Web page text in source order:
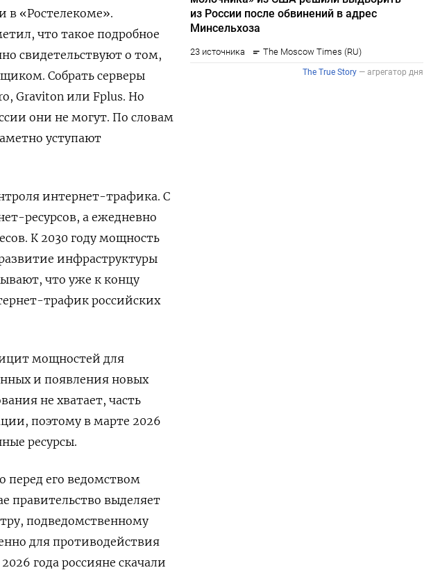
«Ростелекоме».
что такое подробное
свидетельствуют о том,
Собрать серверы
Graviton или Fplus. Но
они не могут. По словам
уступают
интернет-трафика. С
ресурсов, а ежедневно
К 2030 году мощность
инфраструктуры
что уже к концу
трафик российских
мощностей для
и появления новых
не хватает, часть
поэтому в марте 2026
ресурсы.
его ведомством
правительство выделяет
подведомственному
для противодействия
года россияне скачали